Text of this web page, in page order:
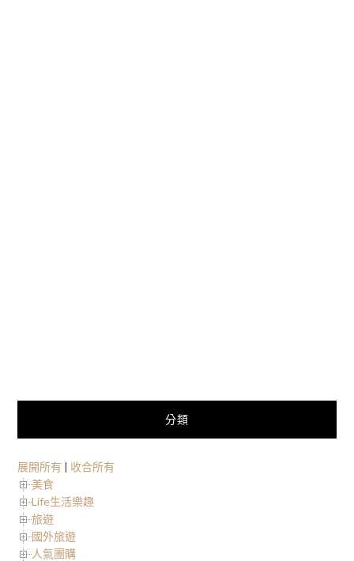
分類
展開所有 | 收合所有
美食
Life生活樂趣
旅遊
國外旅遊
人氣團購